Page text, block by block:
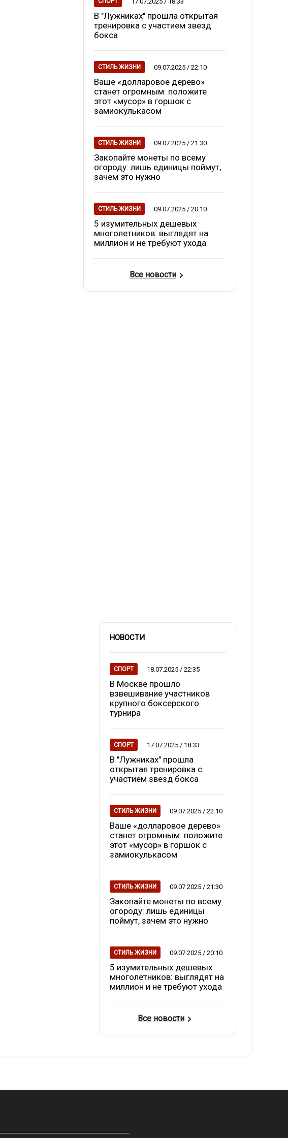
В "Лужниках" прошла открытая
тренировка с участием звезд
бокса
СТИЛЬ ЖИЗНИ 09.07.2025 / 22:10
Ваше «долларовое дерево»
станет огромным: положите
этот «мусор» в горшок с
замиокулькасом
СТИЛЬ ЖИЗНИ 09.07.2025 / 21:30
Закопайте монеты по всему
огороду: лишь единицы поймут,
зачем это нужно
СТИЛЬ ЖИЗНИ 09.07.2025 / 20:10
5 изумительных дешевых
многолетников: выглядят на
миллион и не требуют ухода
Все новости
НОВОСТИ
СПОРТ 18.07.2025 / 22:35
В Москве прошло
взвешивание участников
крупного боксерского
турнира
СПОРТ 17.07.2025 / 18:33
В "Лужниках" прошла
открытая тренировка с
участием звезд бокса
СТИЛЬ ЖИЗНИ 09.07.2025 / 22:10
Ваше «долларовое дерево»
станет огромным: положите
этот «мусор» в горшок с
замиокулькасом
СТИЛЬ ЖИЗНИ 09.07.2025 / 21:30
Закопайте монеты по всему
огороду: лишь единицы
поймут, зачем это нужно
СТИЛЬ ЖИЗНИ 09.07.2025 / 20:10
5 изумительных дешевых
многолетников: выглядят на
миллион и не требуют ухода
Все новости